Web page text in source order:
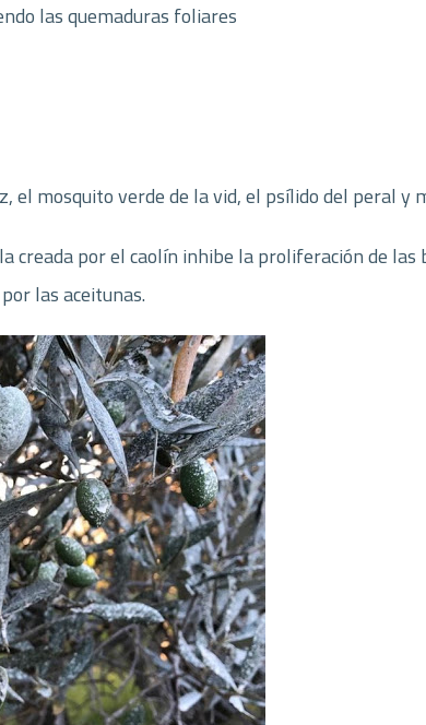
las quemaduras foliares
el mosquito verde de la vid, el psílido del peral y
por el caolín inhibe la proliferación de las
las aceitunas.